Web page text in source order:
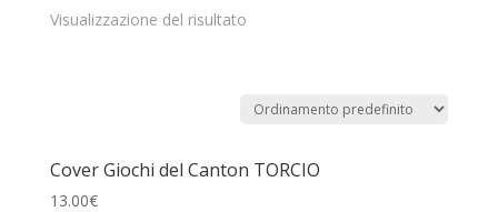
Visualizzazione del risultato
Cover Giochi del Canton TORCIO
13.00€